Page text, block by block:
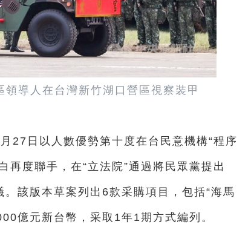
導人在台灣新竹湖口營區視察裝甲
27日以人數優勢第十度在台民意機構“程序
再度聯手，在“立法院”通過將民眾黨提出
該版本草案列出6款采購項目，包括“海馬
億元新台幣，采取1年1期方式編列。